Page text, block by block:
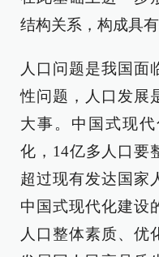
结构关系，构成具
人口问题是我国面
性问题，人口发展
大事。中国式现
化，14亿多人口要
超过现有发达国家
中国式现代化建设
人口整体素质、优